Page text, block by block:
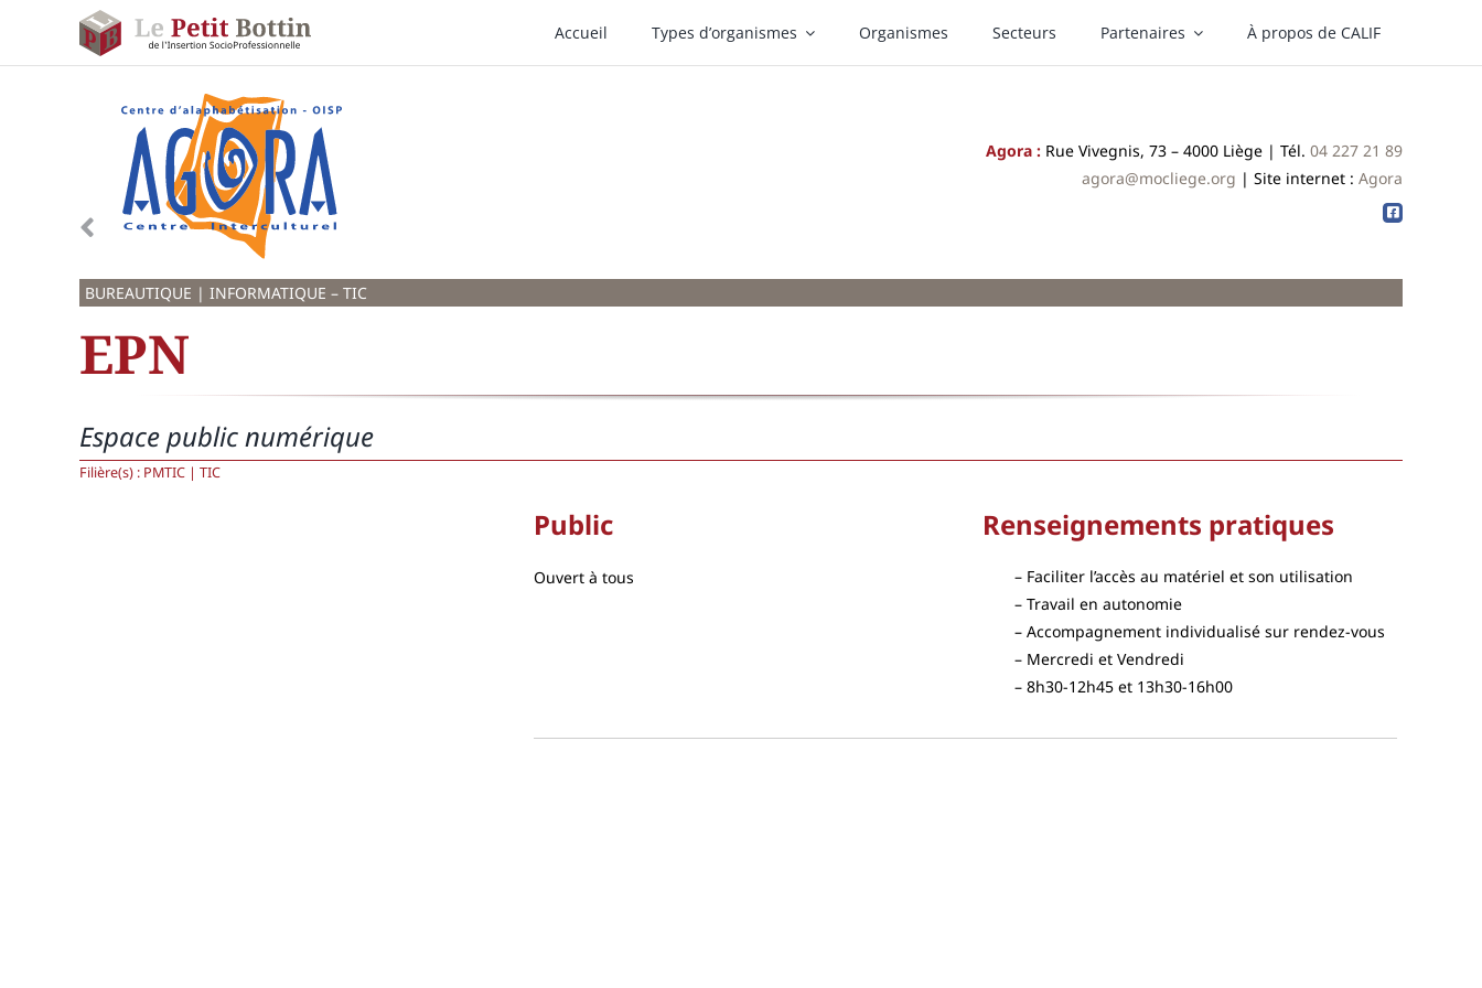
contenu
Accueil Types d’organismes Organismes Secteurs Partenaires À propos de CALIF
Agora : Rue Vivegnis, 73 –4000 Liège | Tél.04 227 21 89
agora@mocliege.org | Site internet :Agora
BUREAUTIQUE | INFORMATIQUE – TIC
EPN
Espace public numérique
Filière(s) : PMTIC | TIC
Public
Ouvert à tous
Renseignements pratiques
Faciliter l’accès au matériel et son utilisation
Travail en autonomie
Accompagnement individualisé sur rendez-vous
Mercredi et Vendredi
8h30-12h45 et 13h30-16h00